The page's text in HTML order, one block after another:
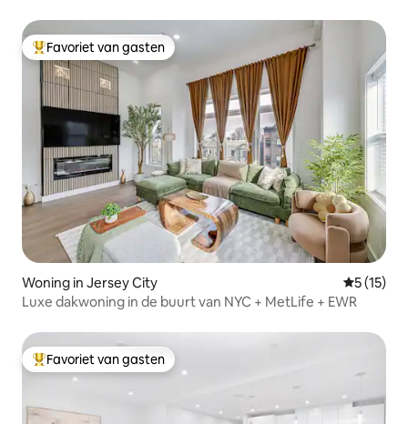
Topfavoriet van gasten
Favoriet van gasten
Woning in Jersey City
5 (15)
Luxe dakwoning in de buurt van NYC + MetLife + EWR
Topfavoriet van gasten
Favoriet van gasten